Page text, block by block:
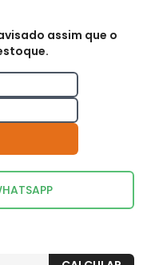
assim que o